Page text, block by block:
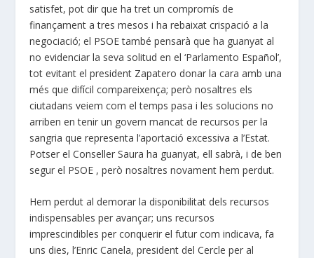
satisfet, pot dir que ha tret un compromís de
finançament a tres mesos i ha rebaixat crispació a la
negociació; el PSOE també pensarà que ha guanyat al
no evidenciar la seva solitud en el ‘Parlamento Español’,
tot evitant el president Zapatero donar la cara amb una
més que difícil compareixença; però nosaltres els
ciutadans veiem com el temps pasa i les solucions no
arriben en tenir un govern mancat de recursos per la
sangria que representa l’aportació excessiva a l’Estat.
Potser el Conseller Saura ha guanyat, ell sabrà, i de ben
segur el PSOE , però nosaltres novament hem perdut.
Hem perdut al demorar la disponibilitat dels recursos
indispensables per avançar; uns recursos
imprescindibles per conquerir el futur com indicava, fa
uns dies, l’Enric Canela, president del Cercle per al